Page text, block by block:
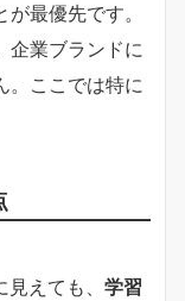
最優先です。
企業ブランドに
。ここでは特に
えても、 学習